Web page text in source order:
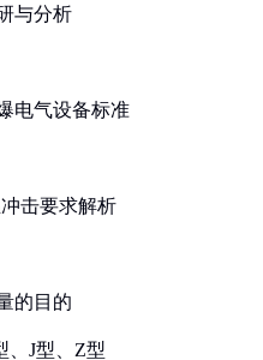
与分析
电气设备标准
击要求解析
的目的
、J型、Z型